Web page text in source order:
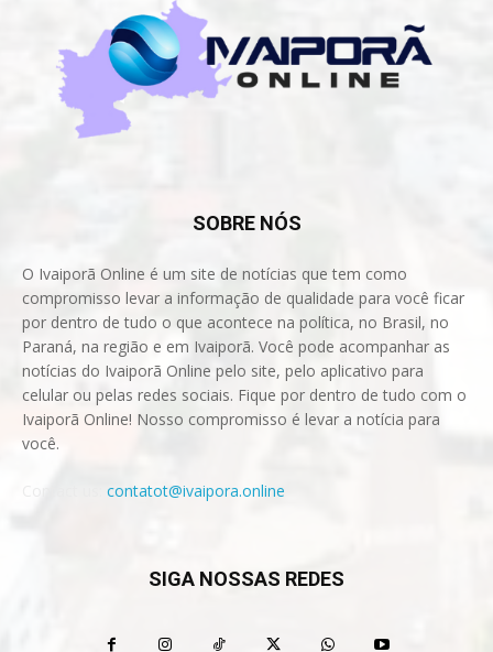
SOBRE NÓS
O Ivaiporã Online é um site de notícias que tem como
compromisso levar a informação de qualidade para você ficar
por dentro de tudo o que acontece na política, no Brasil, no
Paraná, na região e em Ivaiporã. Você pode acompanhar as
notícias do Ivaiporã Online pelo site, pelo aplicativo para
celular ou pelas redes sociais. Fique por dentro de tudo com o
Ivaiporã Online! Nosso compromisso é levar a notícia para
você.
contatot@ivaipora.online
SIGA NOSSAS REDES